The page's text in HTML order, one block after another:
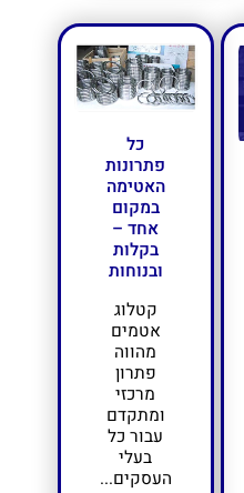
כל
פתרונות
האטימה
במקום
אחד –
בקלות
ובנוחות
קטלוג
אטמים
מהווה
פתרון
מרכזי
ומתקדם
עבור כל
בעלי
העסקים...